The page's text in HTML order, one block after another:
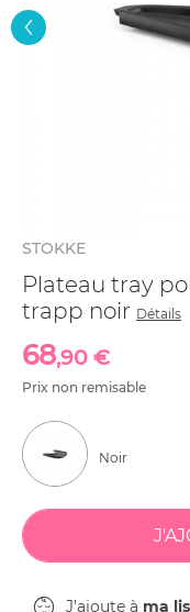
STOKKE
Plateau tray
trapp noir Détails
68,90 €
Prix non remisable
Noir
J'ajoute à ma